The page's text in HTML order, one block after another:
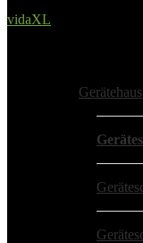
vidaXL
Gerätehaus